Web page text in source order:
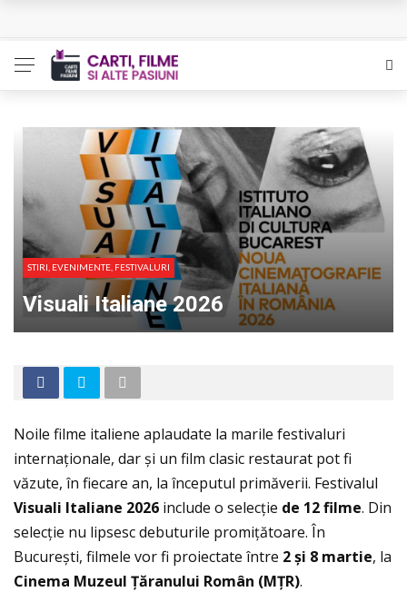
The Man Who Sold Air in the Holy Land – Generatia care
Queer – Un Burroughs sentimental
Bolla – O iubire interzisa din Pristina
Luati-ma drept un vis. Povestiri in K. minor – Dor de Kafka
STIRI, EVENIMENTE, FESTIVALURI
Visuali Italiane 2026
Noile filme italiene aplaudate la marile festivaluri
internaţionale, dar și un film clasic restaurat pot fi
văzute, în fiecare an, la începutul primăverii. Festivalul
Visuali Italiane 2026 include o selecţie de 12 filme. Din
selecţie nu lipsesc debuturile promiţătoare. În
București, filmele vor fi proiectate între 2și 8 martie, la
Cinema Muzeul Ţăranului Român (MŢR).